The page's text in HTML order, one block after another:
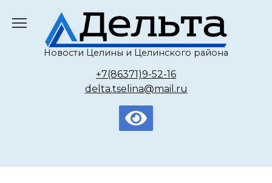
содержанию
Новости Целины и Целинского района
+7(86371)9-52-16
delta.tselina@mail.ru